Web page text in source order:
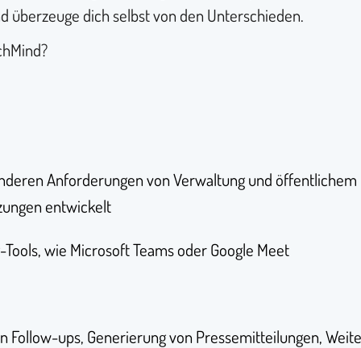
überzeuge dich selbst von den Unterschieden.
Anforderungen von Verwaltung und
entwickelt
wie Microsoft Teams oder Google Meet
ups, Generierung von Pressemitteilungen,